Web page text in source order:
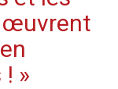
œuvrent
»